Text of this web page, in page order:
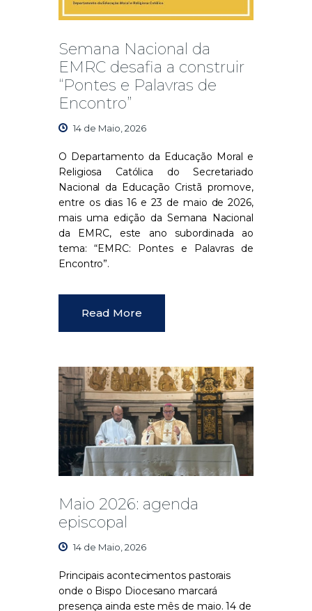
Semana Nacional da
EMRC desafia a construir
“Pontes e Palavras de
Encontro”
14 de Maio, 2026
O Departamento da Educação Moral e
Religiosa Católica do Secretariado
Nacional da Educação Cristã promove,
entre os dias 16 e 23 de maio de 2026,
mais uma edição da Semana Nacional
da EMRC, este ano subordinada ao
tema: “EMRC: Pontes e Palavras de
Encontro”.
Read More
Maio 2026: agenda
episcopal
14 de Maio, 2026
Principais acontecimentos pastorais
onde o Bispo Diocesano marcará
presença ainda este mês de maio. 14 de